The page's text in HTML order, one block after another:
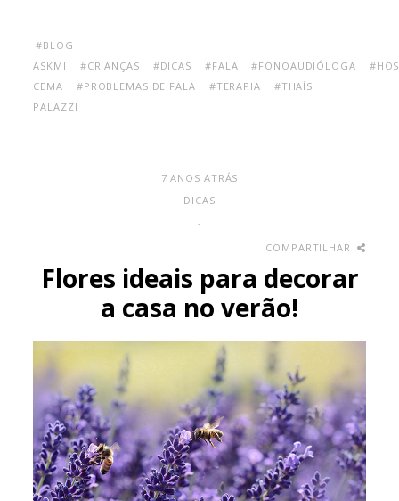
#BLOG
ASKMI
#CRIANÇAS #DICAS #FALA #FONOAUDIÓLOGA
CEMA
#PROBLEMAS DE FALA #TERAPIA
#THAÍS
PALAZZI
7 ANOS ATRÁS
DICAS
-
COMPARTILHAR
Flores ideais para decorar
a casa no verão!